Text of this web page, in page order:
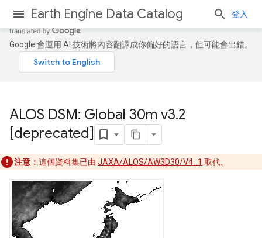
Earth Engine Data Catalog 登入
Google 會運用 AI 技術將內容翻譯成你偏好的語言，但可能會出錯。
ALOS DSM: Global 30m v3.2
[deprecated]
注意： 這個資料集已由 JAXA/ALOS/AW3D30/V4_1 取代。